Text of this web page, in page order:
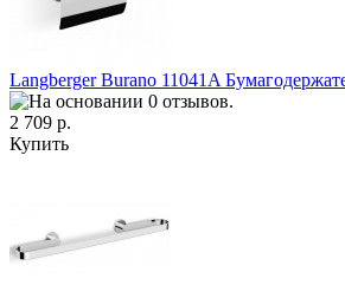
Langberger Burano 11041A
2 709 р.
Купить